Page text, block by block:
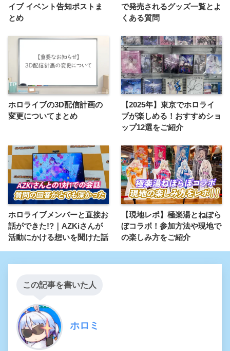
イブ イベント告知ポストま
とめ
で発売されるグッズ一覧とよ
くある質問
ホロライブの3D配信計画の
変更についてまとめ
【2025年】東京でホロライ
ブが楽しめる！おすすめショ
ップ12選をご紹介
ホロライブメンバーと直接お
話ができた!?｜AZKiさんが
活動にかける想いを聞けた話
【現地レポ】極楽湯とねぽら
ぼコラボ！参加方法や現地で
の楽しみ方をご紹介
この記事を書いた人
ホロミ